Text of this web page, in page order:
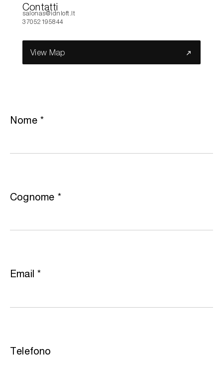
Contatti
salonas@idnloft.lt
37052195844
View Map
Nome*
Cognome *
Email *
Telefono